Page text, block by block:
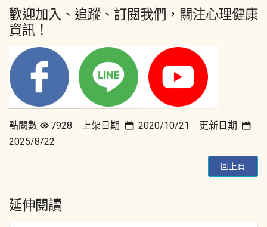
歡迎加入、追蹤、訂閱我們，關注心理健康
資訊！
點閱數 7928 上架日期
2020/10/21 更新日期
2025/8/22
回上頁
延伸閱讀